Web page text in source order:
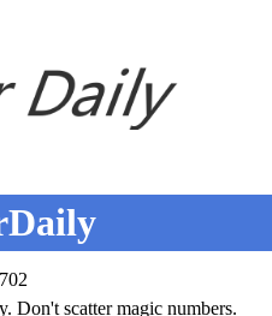
Don't scatter magic numbers.